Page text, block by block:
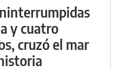
y cuatro
cruzó el mar